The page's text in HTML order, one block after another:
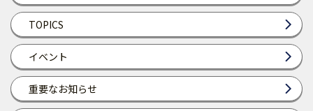
TOPICS
イベント
重要なお知らせ